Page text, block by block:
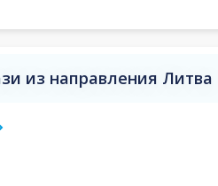
из направления Литва